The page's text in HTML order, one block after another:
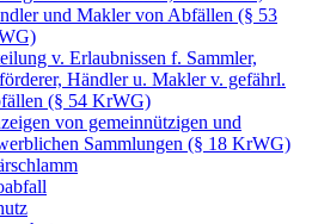
und Makler von Abfällen (§ 53
v. Erlaubnissen f. Sammler,
Händler u. Makler v. gefährl.
(§ 54 KrWG)
von gemeinnützigen und
Sammlungen (§ 18 KrWG)